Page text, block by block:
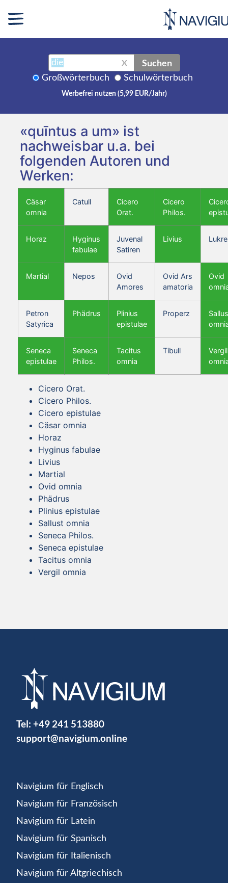
X Suchen
Großwörterbuch Schulwörterbuch
Werbefrei nutzen (5,99 EUR/Jahr)
«quīntus a um» ist
nachweisbar u.a. bei
folgenden Autoren und
Werken:
Cäsar
omnia
Catull
Cicero
Orat.
Cicero
Philos.
Horaz
Hyginus
fabulae
Juvenal
Satiren
Livius
Martial Nepos
Ovid
Amores
Ovid Ars
amatoria
Ovid
Petron
Satyrica
Phädrus
Plinius
epistulae
Properz
Seneca
epistulae
Seneca
Philos.
Tacitus
omnia
Tibull
Vergil
Cicero Orat.
Cicero Philos.
Cicero epistulae
Cäsar omnia
Horaz
Hyginus fabulae
Livius
Martial
Ovid omnia
Phädrus
Plinius epistulae
Sallust omnia
Seneca Philos.
Seneca epistulae
Tacitus omnia
Vergil omnia
Tel: +49 241 513880
support@navigium.online
Navigium für Englisch
Navigium für Französisch
Navigium für Latein
Navigium für Spanisch
Navigium für Italienisch
Navigium für Altgriechisch